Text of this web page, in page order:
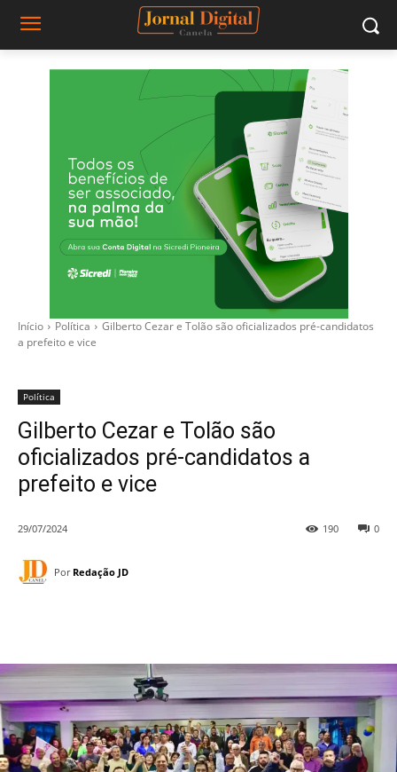
Início Política
Gilberto Cezar e Tolão são oficializados pré-candidatos
a prefeito e vice
Política
Gilberto Cezar e Tolão são
oficializados pré-candidatos a
prefeito e vice
29/07/2024 0
190
Por Redação JD